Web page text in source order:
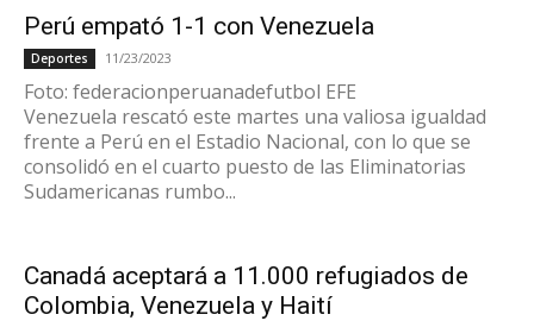
Perú empató 1-1 con Venezuela
Deportes 11/23/2023
Foto: federacionperuanadefutbol EFE
Venezuela rescató este martes una valiosa igualdad
frente a Perú en el Estadio Nacional, con lo que se
consolidó en el cuarto puesto de las Eliminatorias
Sudamericanas rumbo...
Canadá aceptará a 11.000 refugiados de
Colombia, Venezuela y Haití